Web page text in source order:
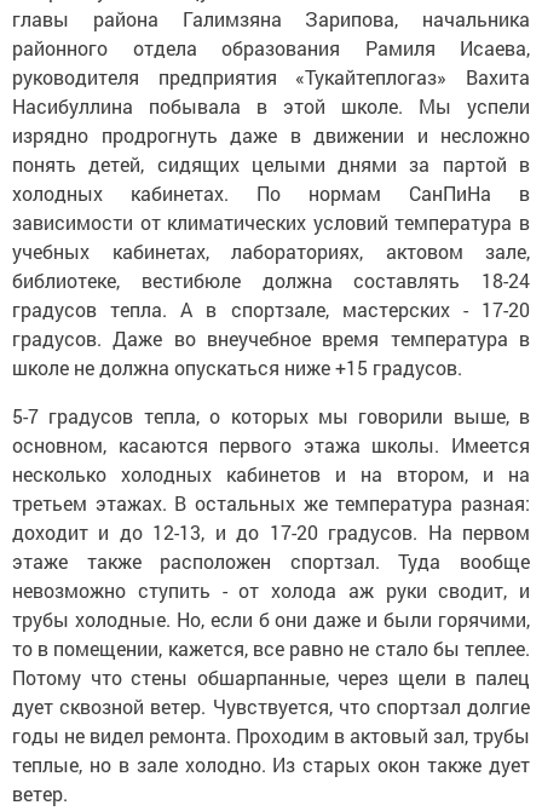
главы района Галимзяна Зарипова, начальника
районного отдела образования Рамиля Исаева,
руководителя предприятия «Тукайтеплогаз» Вахита
Насибуллина побывала в этой школе. Мы успели
изрядно продрогнуть даже в движении и несложно
понять детей, сидящих целыми днями за партой в
холодных кабинетах. По нормам СанПиНа в
зависимости от климатических условий температура в
учебных кабинетах, лабораториях, актовом зале,
библиотеке, вестибюле должна составлять 18-24
градусов тепла. А в спортзале, мастерских - 17-20
градусов. Даже во внеучебное время температура в
школе не должна опускаться ниже +15 градусов.
5-7 градусов тепла, о которых мы говорили выше, в
основном, касаются первого этажа школы. Имеется
несколько холодных кабинетов и на втором, и на
третьем этажах. В остальных же температура разная:
доходит и до 12-13, и до 17-20 градусов. На первом
этаже также расположен спортзал. Туда вообще
невозможно ступить - от холода аж руки сводит, и
трубы холодные. Но, если б они даже и были горячими,
то в помещении, кажется, все равно не стало бы теплее.
Потому что стены обшарпанные, через щели в палец
дует сквозной ветер. Чувствуется, что спортзал долгие
годы не видел ремонта. Проходим в актовый зал, трубы
теплые, но в зале холодно. Из старых окон также дует
ветер.